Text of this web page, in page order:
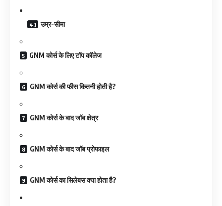
उम्र-सीमा
GNM कोर्स के लिए टॉप कॉलेज
GNM कोर्स की फीस कितनी होती है?
GNM कोर्स के बाद जॉब क्षेत्र
GNM कोर्स के बाद जॉब प्रोफाइल
GNM कोर्स का सिलेबस क्या होता है?